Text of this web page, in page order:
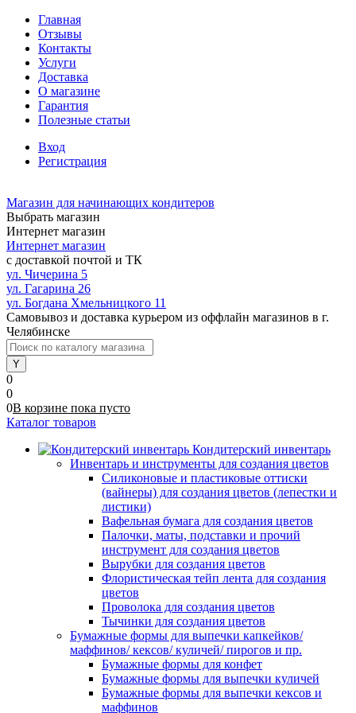
Главная
Отзывы
Контакты
Услуги
Доставка
О магазине
Гарантия
Полезные статьи
Вход
Регистрация
Магазин для начинающих кондитеров
Выбрать магазин
Интернет магазин
Интернет магазин
с доставкой почтой и ТК
ул. Чичерина 5
ул. Гагарина 26
ул. Богдана Хмельницкого 11
Самовывоз и доставка курьером из оффлайн магазинов в г.
Челябинске
0
0
0В корзине пока пусто
Каталог товаров
Кондитерский инвентарь
Инвентарь и инструменты для создания цветов
Силиконовые и пластиковые оттиски
(вайнеры) для создания цветов (лепестки и
листики)
Вафельная бумага для создания цветов
Палочки, маты, подставки и прочий
инструмент для создания цветов
Вырубки для создания цветов
Флористическая тейп лента для создания
цветов
Проволока для создания цветов
Тычинки для создания цветов
Бумажные формы для выпечки капкейков/
маффинов/ кексов/ куличей/ пирогов и пр.
Бумажные формы для конфет
Бумажные формы для выпечки куличей
Бумажные формы для выпечки кексов и
маффинов